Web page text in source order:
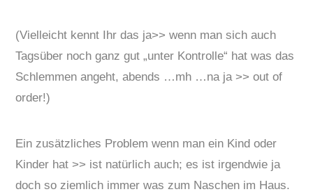
(Vielleicht kennt Ihr das ja>> wenn man sich auch
Tagsüber noch ganz gut „unter Kontrolle“ hat was das
Schlemmen angeht, abends …mh …na ja >> out of
order!)
Ein zusätzliches Problem wenn man ein Kind oder
Kinder hat >> ist natürlich auch; es ist irgendwie ja
doch so ziemlich immer was zum Naschen im Haus.